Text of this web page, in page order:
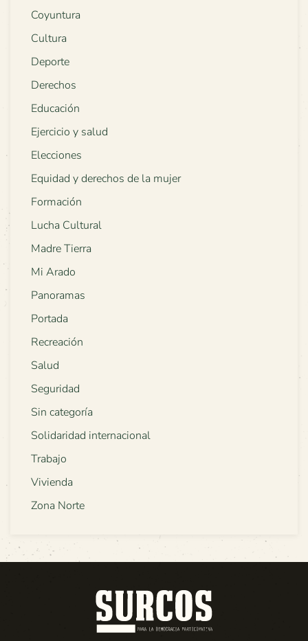
Coyuntura
Cultura
Deporte
Derechos
Educación
Ejercicio y salud
Elecciones
Equidad y derechos de la mujer
Formación
Lucha Cultural
Madre Tierra
Mi Arado
Panoramas
Portada
Recreación
Salud
Seguridad
Sin categoría
Solidaridad internacional
Trabajo
Vivienda
Zona Norte